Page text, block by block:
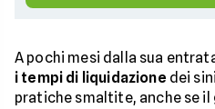
A pochi mesi dalla sua
i tempi di liquidazione dei
pratiche smaltite, anche se